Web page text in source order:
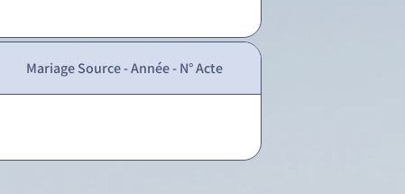
Mariage Source - Année - N° Acte